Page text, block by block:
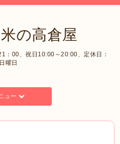
の高倉屋
：00、祝日10:00～20:00、定休日：
日曜日
ュー